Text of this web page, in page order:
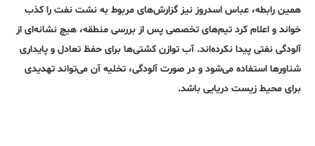
همین رابطه، عباس اسدروز نیز گزارش‌های مربوط به نشت نفت را کذب
خواند و اعلام کرد تیم‌های تخصصی پس از بررسی منطقه، هیچ نشانه‌ای از
آلودگی نفتی پیدا نکرده‌اند. آب توازن کشتی‌ها برای حفظ تعادل و پایداری
شناورها استفاده می‌شود و در صورت آلودگی، تخلیه آن می‌تواند تهدیدی
برای محیط زیست دریایی باشد.